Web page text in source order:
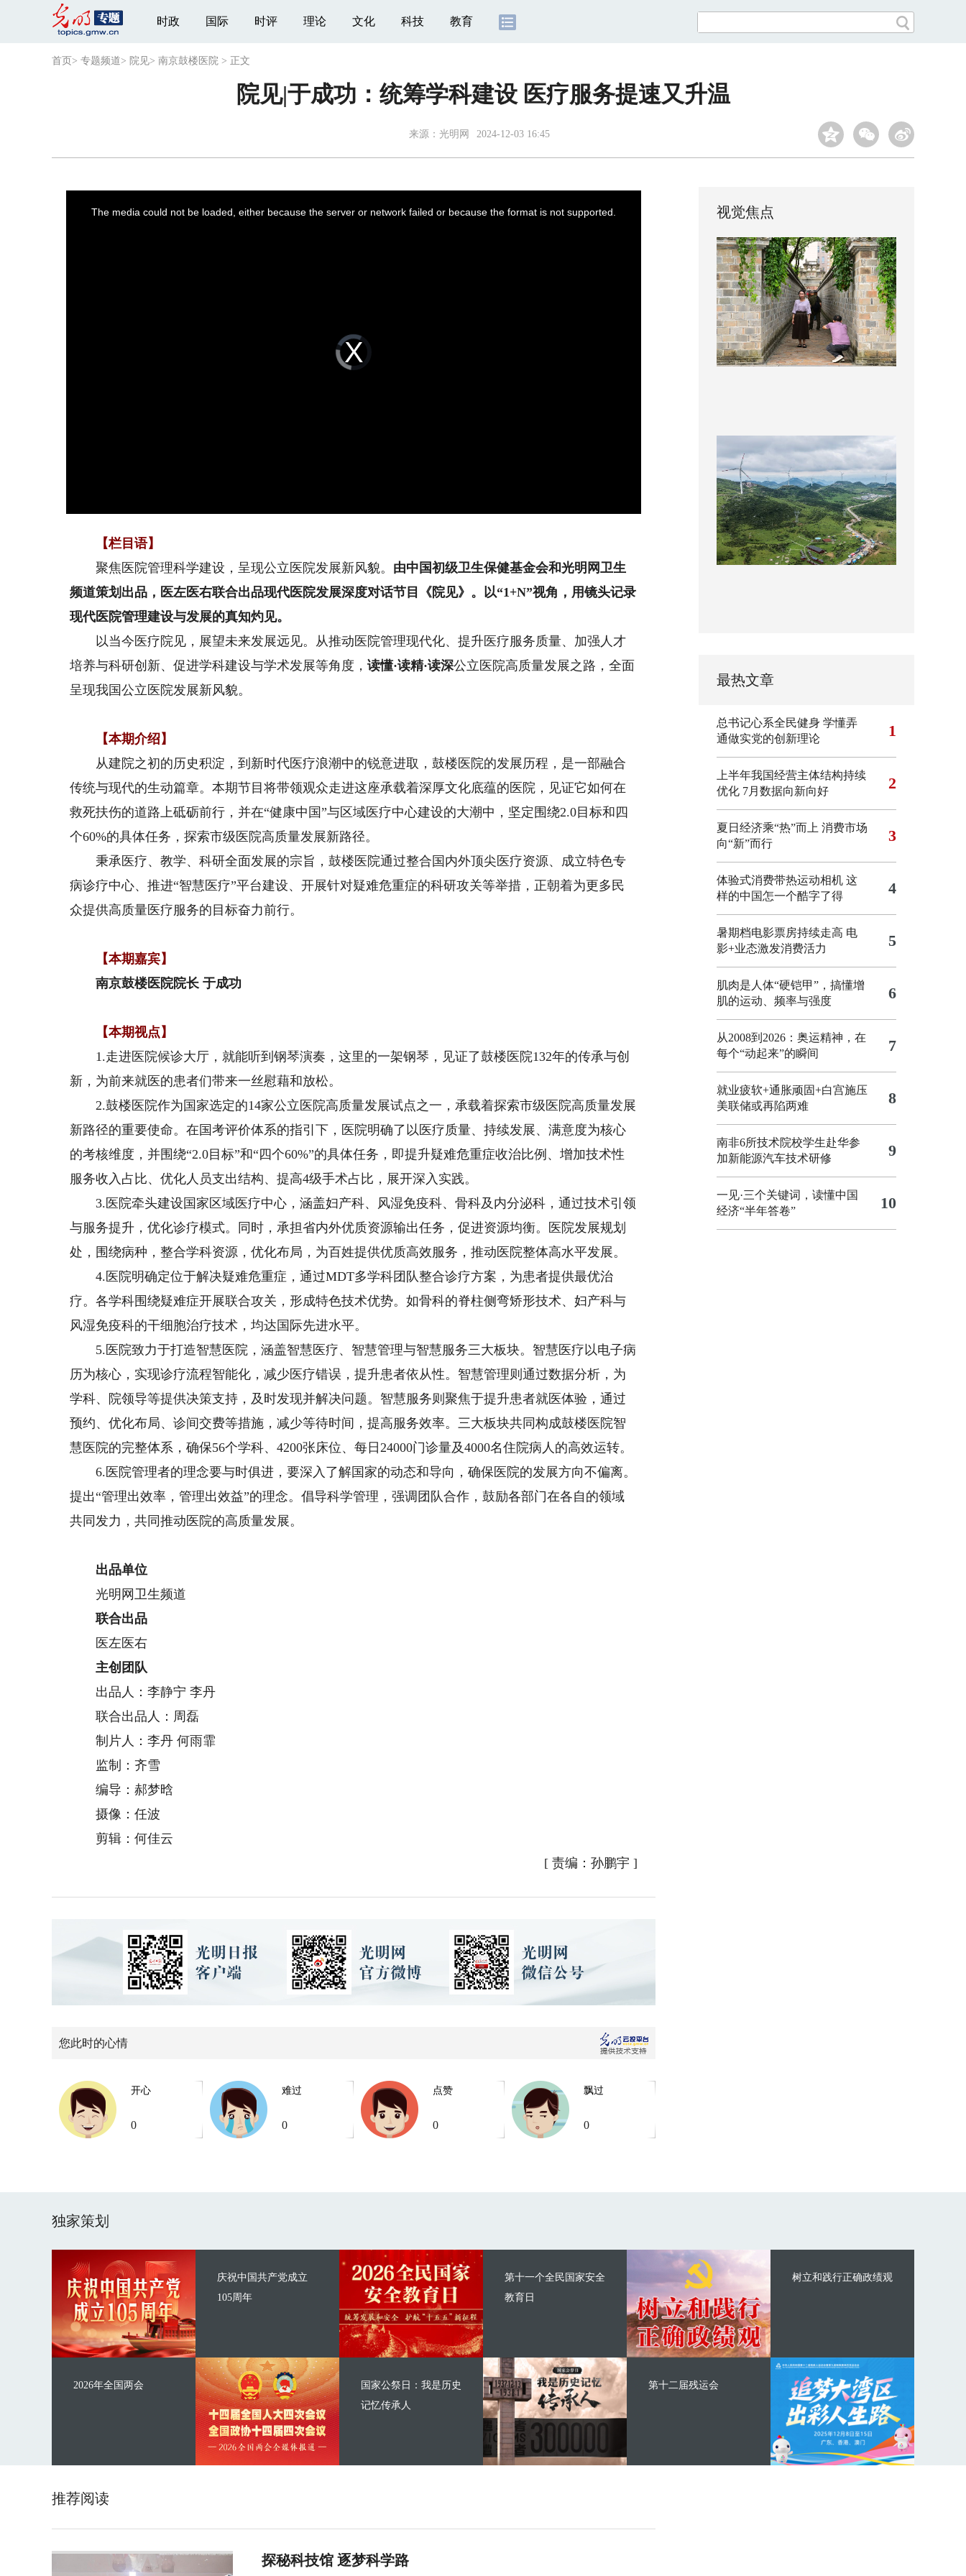
时政 国际 时评 理论 文化 科技 教育
首页 > 专题频道> 院见> 南京鼓楼医院 > 正文
院见|于成功：统筹学科建设 医疗服务提速又升温
来源： 光明网 2024-12-03 16:45
Video
Player
is
loading.
The media could not be loaded, either because the server or network failed or because the format is not supported.
【栏目语】
聚焦医院管理科学建设，呈现公立医院发展新风貌。 由中国初级卫生保健基金会和光明网卫生
频道策划出品，医左医右联合出品现代医院发展深度对话节目《院见》。以“1+N”视角，用镜头记录
现代医院管理建设与发展的真知灼见。
以当今医疗院见，展望未来发展远见。从推动医院管理现代化、提升医疗服务质量、加强人才
培养与科研创新、促进学科建设与学术发展等角度，读懂·读精·读深公立医院高质量发展之路，全面
呈现我国公立医院发展新风貌。
【本期介绍】
从建院之初的历史积淀，到新时代医疗浪潮中的锐意进取，鼓楼医院的发展历程，是一部融合
传统与现代的生动篇章。本期节目将带领观众走进这座承载着深厚文化底蕴的医院，见证它如何在
救死扶伤的道路上砥砺前行，并在“健康中国”与区域医疗中心建设的大潮中，坚定围绕2.0目标和四
个60%的具体任务，探索市级医院高质量发展新路径。
秉承医疗、教学、科研全面发展的宗旨，鼓楼医院通过整合国内外顶尖医疗资源、成立特色专
病诊疗中心、推进“智慧医疗”平台建设、开展针对疑难危重症的科研攻关等举措，正朝着为更多民
众提供高质量医疗服务的目标奋力前行。
【本期嘉宾】
南京鼓楼医院院长 于成功
【本期视点】
1.走进医院候诊大厅，就能听到钢琴演奏，这里的一架钢琴，见证了鼓楼医院132年的传承与创
新，为前来就医的患者们带来一丝慰藉和放松。
2.鼓楼医院作为国家选定的14家公立医院高质量发展试点之一，承载着探索市级医院高质量发展
新路径的重要使命。在国考评价体系的指引下，医院明确了以医疗质量、持续发展、满意度为核心
的考核维度，并围绕“2.0目标”和“四个60%”的具体任务，即提升疑难危重症收治比例、增加技术性
服务收入占比、优化人员支出结构、提高4级手术占比，展开深入实践。
3.医院牵头建设国家区域医疗中心，涵盖妇产科、风湿免疫科、骨科及内分泌科，通过技术引领
与服务提升，优化诊疗模式。同时，承担省内外优质资源输出任务，促进资源均衡。医院发展规划
处，围绕病种，整合学科资源，优化布局，为百姓提供优质高效服务，推动医院整体高水平发展。
4.医院明确定位于解决疑难危重症，通过MDT多学科团队整合诊疗方案，为患者提供最优治
疗。各学科围绕疑难症开展联合攻关，形成特色技术优势。如骨科的脊柱侧弯矫形技术、妇产科与
风湿免疫科的干细胞治疗技术，均达国际先进水平。
5.医院致力于打造智慧医院，涵盖智慧医疗、智慧管理与智慧服务三大板块。智慧医疗以电子病
历为核心，实现诊疗流程智能化，减少医疗错误，提升患者依从性。智慧管理则通过数据分析，为
学科、院领导等提供决策支持，及时发现并解决问题。智慧服务则聚焦于提升患者就医体验，通过
预约、优化布局、诊间交费等措施，减少等待时间，提高服务效率。三大板块共同构成鼓楼医院智
慧医院的完整体系，确保56个学科、4200张床位、每日24000门诊量及4000名住院病人的高效运转。
6.医院管理者的理念要与时俱进，要深入了解国家的动态和导向，确保医院的发展方向不偏离。
提出“管理出效率，管理出效益”的理念。倡导科学管理，强调团队合作，鼓励各部门在各自的领域
共同发力，共同推动医院的高质量发展。
出品单位
光明网卫生频道
联合出品
医左医右
主创团队
出品人：李静宁 李丹
联合出品人：周磊
制片人：李丹 何雨霏
监制：齐雪
编导：郝梦晗
摄像：任波
剪辑：何佳云
[ 责编：孙鹏宇 ]
您此时的心情
开心
0
难过
0
点赞
0
飘过
0
视觉焦点
最热文章
总书记心系全民健身 学懂弄
通做实党的创新理论
1
上半年我国经营主体结构持续
优化 7月数据向新向好 2
夏日经济乘“热”而上 消费市场
向“新”而行
3
体验式消费带热运动相机 这
样的中国怎一个酷字了得
4
暑期档电影票房持续走高 电
影+业态激发消费活力
5
肌肉是人体“硬铠甲”，搞懂增
肌的运动、频率与强度
6
从2008到2026：奥运精神，在
每个“动起来”的瞬间
7
就业疲软+通胀顽固+白宫施压
美联储或再陷两难
8
南非6所技术院校学生赴华参
加新能源汽车技术研修
9
一见·三个关键词，读懂中国
经济“半年答卷”
10
独家策划
庆祝中国共产党成立
105周年
2026年全国两会
第十一个全民国家安全
教育日
国家公祭日：我是历史
记忆传承人
树立和践行正确政绩观
第十二届残运会
推荐阅读
探秘科技馆 逐梦科学路